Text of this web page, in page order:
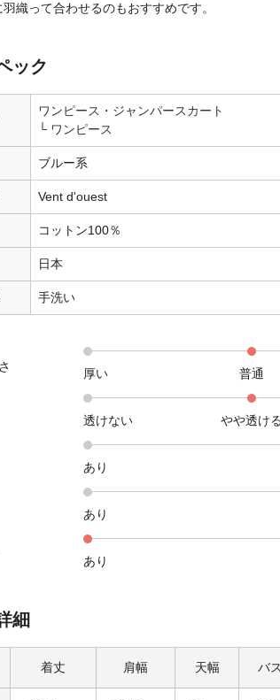
織って合わせるのもおすすめです。
ック
ワンピース・ジャンパースカート
ワンピース
ブルー系
Vent d'ouest
コットン100％
日本
手洗い
厚い 普通
透けない やや透ける
あり
あり
あり
細
着丈 肩幅 天幅 バ